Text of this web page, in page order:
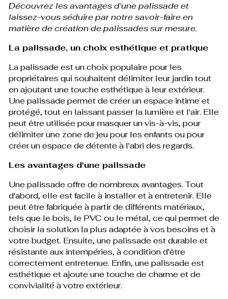
Découvrez les avantages d'une palissade et
laissez-vous séduire par notre savoir-faire en
matière de création de palissades sur mesure.
La palissade, un choix esthétique et pratique
La palissade est un choix populaire pour les
propriétaires qui souhaitent délimiter leur jardin tout
en ajoutant une touche esthétique à leur extérieur.
Une palissade permet de créer un espace intime et
protégé, tout en laissant passer la lumière et l'air. Elle
peut être utilisée pour masquer un vis-à-vis, pour
délimiter une zone de jeu pour les enfants ou pour
créer un espace de détente à l'abri des regards.
Les avantages d'une palissade
Une palissade offre de nombreux avantages. Tout
d'abord, elle est facile à installer et à entretenir. Elle
peut être fabriquée à partir de différents matériaux,
tels que le bois, le PVC ou le métal, ce qui permet de
choisir la solution la plus adaptée à vos besoins et à
votre budget. Ensuite, une palissade est durable et
résistante aux intempéries, à condition d'être
correctement entretenue. Enfin, une palissade est
esthétique et ajoute une touche de charme et de
convivialité à votre extérieur.